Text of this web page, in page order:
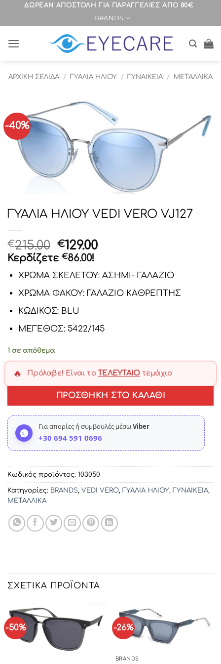
ΜετάβασηΔΩΡΕΑΝ ΑΠΟΣΤΟΛΗ ΓΙΑ ΠΑΡΑΓΓΕΛΙΕΣ ΑΠΟ 80€
BRANDS
ΑΡΧΙΚΉ ΣΕΛΊΔΑ / ΓΥΑΛΙΑ ΗΛΙΟΥ / ΓΥΝΑΙΚΕΙΑ / ΜΕΤΑΛΛΙΚΑ
-40%
ΓΥΑΛΙΑ ΗΛΙΟΥ VEDI VERO VJ127
€215.00 Original
price
was:
€215.00.
€129.00Η
τιμή
είναι:
€129.00.
Κερδίζετε €86.00!
ΧΡΩΜΑ ΣΚΕΛΕΤΟΥ: ΑΣΗΜΙ- ΓΑΛΑΖΙΟ
ΧΡΩΜΑ ΦΑΚΟΥ: ΓΑΛΑΖΙΟ ΚΑΘΡΕΠΤΗΣ
ΚΩΔΙΚΟΣ: BLU
ΜΕΓΕΘΟΣ: 5422/145
1 σε απόθεμα
🔥 Πρόλαβε! Είναι τοΤΕΛΕΥΤΑΊΟτεμάχιο
ΠΡΟΣΘΉΚΗ ΣΤΟ ΚΑΛΆΘΙ
Για απορίες ή συμβουλές μέσωViber
+30 694 591 0696
Κωδικός προϊόντος: 103050
Κατηγορίες: BRANDS, VEDI VERO, ΓΥΑΛΙΑ ΗΛΙΟΥ, ΓΥΝΑΙΚΕΙΑ,
ΜΕΤΑΛΛΙΚΑ
ΣΧΕΤΙΚΆ ΠΡΟΪΌΝΤΑ
-50% -26%
BRANDS